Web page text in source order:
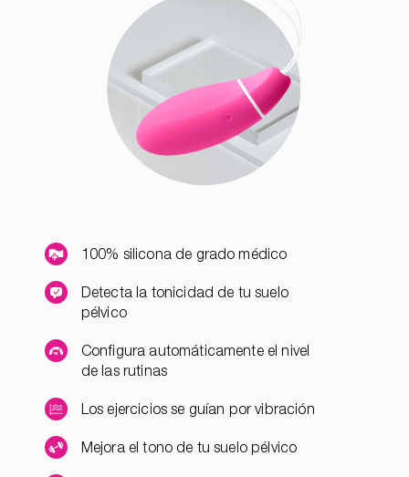
100% silicona de grado médico
Detecta la tonicidad de tu suelo
pélvico
Configura automáticamente el nivel
de las rutinas
Los ejercicios se guían por vibración
Mejora el tono de tu suelo pélvico